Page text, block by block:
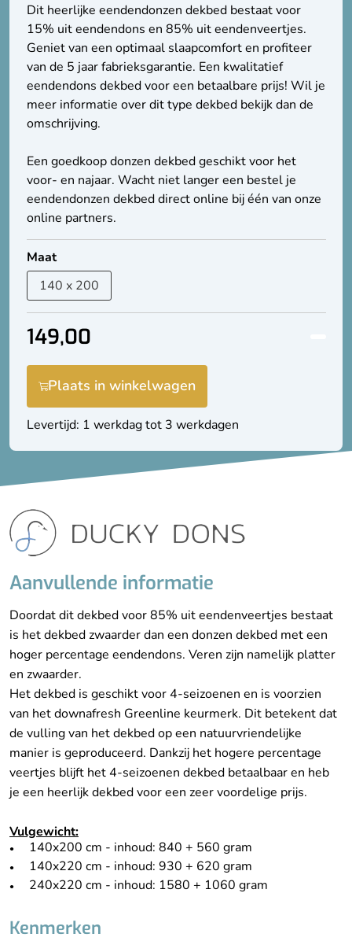
Dit heerlijke eendendonzen dekbed bestaat voor
15% uit eendendons en 85% uit eendenveertjes.
Geniet van een optimaal slaapcomfort en profiteer
van de 5 jaar fabrieksgarantie. Een kwalitatief
eendendons dekbed voor een betaalbare prijs! Wil je
meer informatie over dit type dekbed bekijk dan de
omschrijving.
Een goedkoop donzen dekbed geschikt voor het
voor- en najaar. Wacht niet langer een bestel je
eendendonzen dekbed direct online bij één van onze
online partners.
Maat
149,00
Plaats in winkelwagen
Levertijd: 1 werkdag tot 3 werkdagen
Aanvullende informatie
Doordat dit dekbed voor 85% uit eendenveertjes bestaat
is het dekbed zwaarder dan een donzen dekbed met een
hoger percentage eendendons. Veren zijn namelijk platter
en zwaarder.
Het dekbed is geschikt voor 4-seizoenen en is voorzien
van het downafresh Greenline keurmerk. Dit betekent dat
de vulling van het dekbed op een natuurvriendelijke
manier is geproduceerd. Dankzij het hogere percentage
veertjes blijft het 4-seizoenen dekbed betaalbaar en heb
je een heerlijk dekbed voor een zeer voordelige prijs.
Vulgewicht:
140x200 cm - inhoud: 840 + 560 gram
140x220 cm - inhoud: 930 + 620 gram
240x220 cm - inhoud: 1580 + 1060 gram
Kenmerken